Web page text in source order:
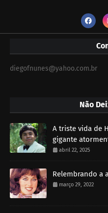
diegofnunes@yahoo.com.br
Não
A triste vida de
gigante
abril 22, 2025
Relembrando a
março 29, 2022